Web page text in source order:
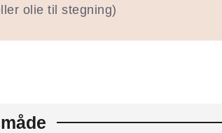
olie til stegning)